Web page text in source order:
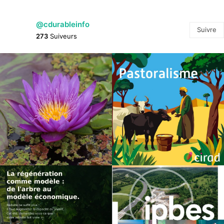
@cdurableinfo
273 Suiveurs
Suivre